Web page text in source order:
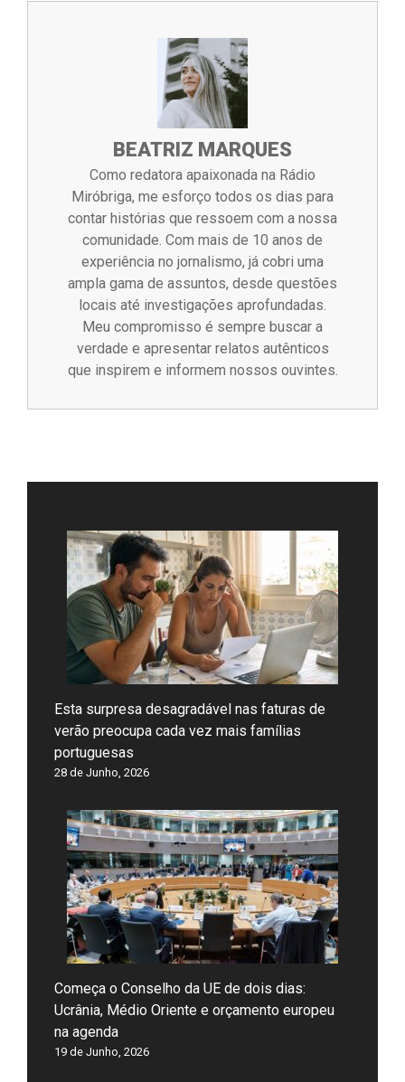
BEATRIZ MARQUES
Como redatora apaixonada na Rádio
Miróbriga, me esforço todos os dias para
contar histórias que ressoem com a nossa
comunidade. Com mais de 10 anos de
experiência no jornalismo, já cobri uma
ampla gama de assuntos, desde questões
locais até investigações aprofundadas.
Meu compromisso é sempre buscar a
verdade e apresentar relatos autênticos
que inspirem e informem nossos ouvintes.
Esta surpresa desagradável nas faturas de
verão preocupa cada vez mais famílias
portuguesas
28 de Junho, 2026
Começa o Conselho da UE de dois dias:
Ucrânia, Médio Oriente e orçamento europeu
na agenda
19 de Junho, 2026